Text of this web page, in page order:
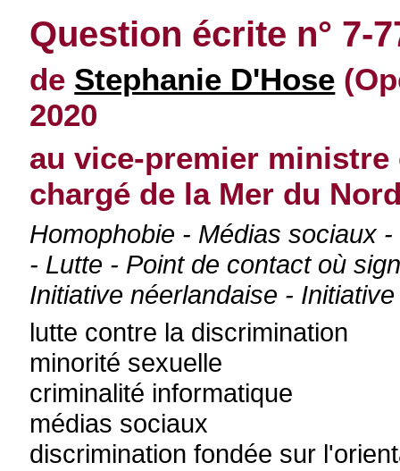
Question écrite n° 7-
de Stephanie D'Hose
2020
au vice-premier
chargé de la Mer du
Homophobie - Médias sociaux
- Lutte - Point de contact où
Initiative néerlandaise -
lutte contre la discrimination
minorité sexuelle
criminalité informatique
médias sociaux
discrimination fondée sur